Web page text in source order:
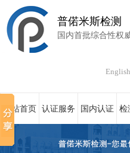
普偌米斯检测
国内首批综合性权
English
网站首页 认证服务 国内认证 检
荣誉资质 在线服务 新闻资讯 关